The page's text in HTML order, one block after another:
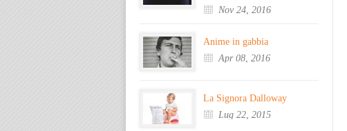
Nov 24, 2016
Anime in gabbia
Apr 08, 2016
La Signora Dalloway
Lug 22, 2015